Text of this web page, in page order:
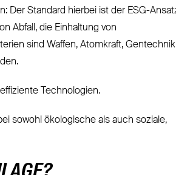
Der Standard hierbei ist der ESG-
Abfall, die Einhaltung von
sind Waffen, Atomkraft,
Technologien.
sowohl ökologische als auch soziale,